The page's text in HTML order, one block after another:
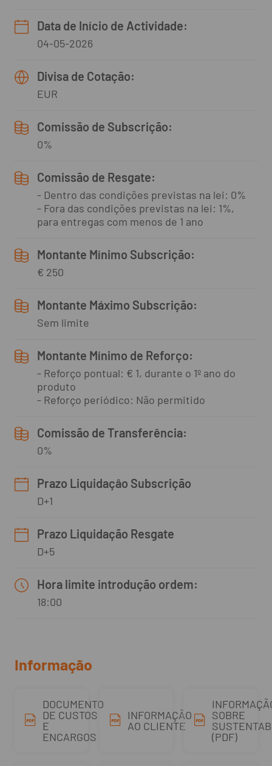
Data de Início de Actividade:
04-05-2026
Divisa de Cotação:
EUR
Comissão de Subscrição:
0%
Comissão de Resgate:
- Dentro das condições previstas na lei: 0%
- Fora das condições previstas na lei: 1%,
para entregas com menos de 1 ano
Montante Mínimo Subscrição:
€ 250
Montante Máximo Subscrição:
Sem limite
Montante Mínimo de Reforço:
- Reforço pontual: € 1, durante o 1º ano do
produto
- Reforço periódico: Não permitido
Comissão de Transferência:
0%
Prazo Liquidaçâo Subscrição
D+1
Prazo Liquidação Resgate
D+5
Hora limite introdução ordem:
18:00
Informação
DOCUMENTO
DE CUSTOS
E
ENCARGOS
INFORMAÇÃO
AO CLIENTE
SOBRE
(PDF)